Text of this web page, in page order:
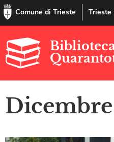
Comune di Trieste Trieste
Dicembre